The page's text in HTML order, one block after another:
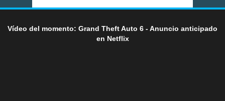
Vídeo del momento: Grand Theft Auto 6 - Anuncio anticipado
en Netflix